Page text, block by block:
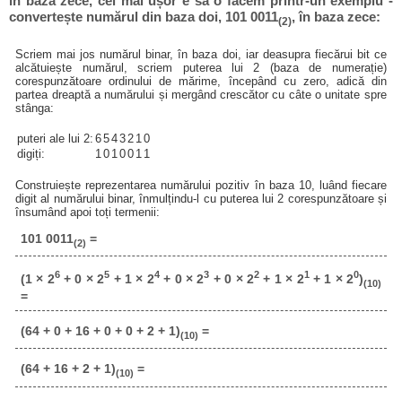
convertește numărul din baza doi, 101 0011(2), în baza zece:
Scriem mai jos numărul binar, în baza doi, iar deasupra fiecărui bit ce
alcătuiește numărul, scriem puterea lui 2 (baza de numerație)
corespunzătoare ordinului de mărime, începând cu zero, adică din
partea dreaptă a numărului și mergând crescător cu câte o unitate spre
stânga:
puteri ale lui 2: 65432 10
digiți:
10 100 1 1
Construiește reprezentarea numărului pozitiv în baza 10, luând fiecare
digit al numărului binar, înmulțindu-l cu puterea lui 2 corespunzătoare și
însumând apoi toți termenii:
101 0011(2) =
(1 × 26+ 0 × 25 + 1 × 24+ 0 × 23 + 0 × 22 + 1 × 21+ 1 × 20)(10)
=
(64 + 0 + 16 + 0 + 0 + 2 + 1)(10) =
(64 + 16 + 2 + 1)(10) =